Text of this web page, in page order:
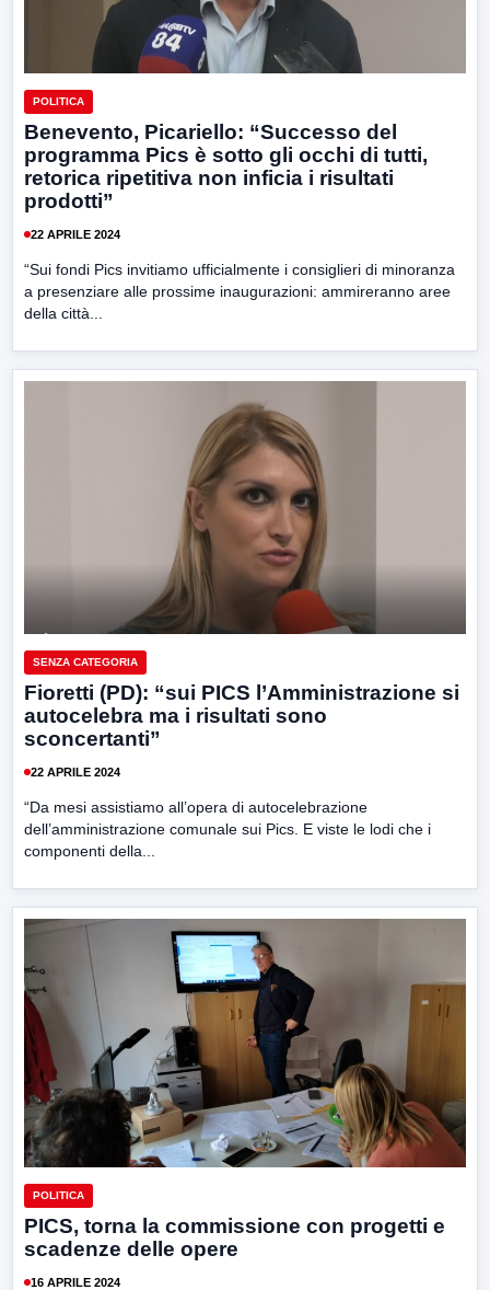
POLITICA
Benevento, Picariello: “Successo del
programma Pics è sotto gli occhi di tutti,
retorica ripetitiva non inficia i risultati
prodotti”
22 APRILE 2024
“Sui fondi Pics invitiamo ufficialmente i consiglieri di minoranza
a presenziare alle prossime inaugurazioni: ammireranno aree
della città...
SENZA CATEGORIA
Fioretti (PD): “sui PICS l’Amministrazione si
autocelebra ma i risultati sono
sconcertanti”
22 APRILE 2024
“Da mesi assistiamo all’opera di autocelebrazione
dell’amministrazione comunale sui Pics. E viste le lodi che i
componenti della...
POLITICA
PICS, torna la commissione con progetti e
scadenze delle opere
16 APRILE 2024